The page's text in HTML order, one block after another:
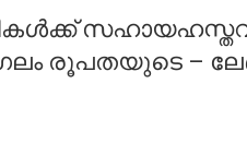
രൂപതയുടെ –